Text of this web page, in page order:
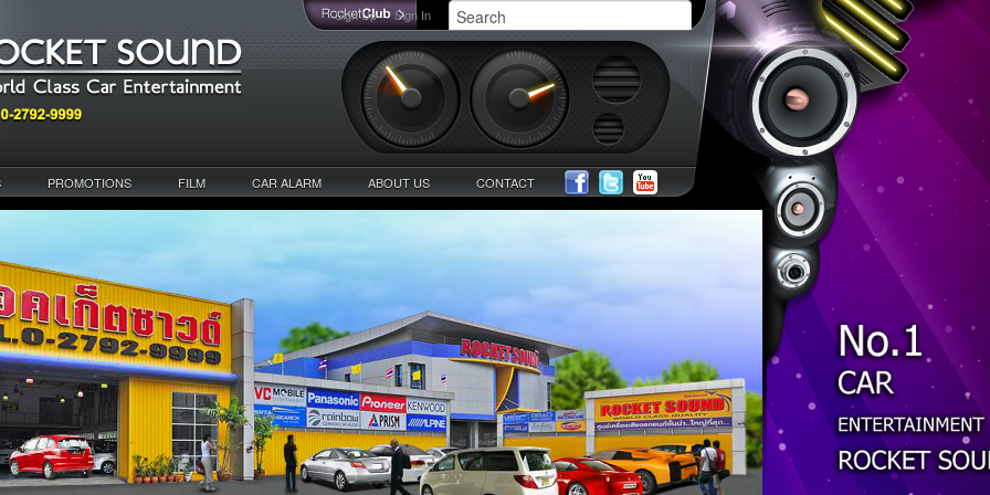
Sign In
Sign Up
PROMOTIONS FILM CAR ALARM ABOUT US CONTACT